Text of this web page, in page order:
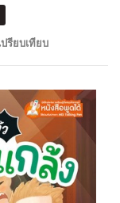
รียบเทียบ